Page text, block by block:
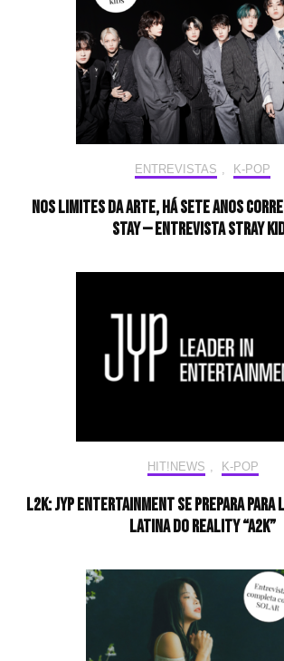
ENTREVISTAS , K-POP
Nos limites da arte, há sete anos
STAY — Entrevista Stray
HIT!NEWS K-POP
L2K: JYP Entertainment se prepara
latina do reality “A2K”